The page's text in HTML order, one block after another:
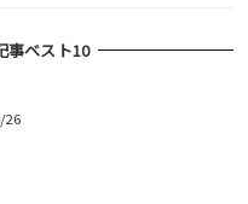
事ベスト10
26